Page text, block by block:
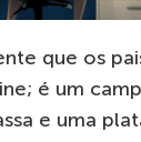
que os
é um
e uma